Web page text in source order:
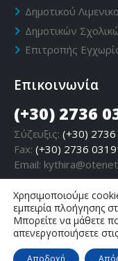
Δημοτικού
Δημοτικών
Επιτροπής
Επικοινωνία
(+30) 2736
Σύζευξις: (+30)
Fax: (+30) 2736
Email:
Χρησιμοποιούμε
εμπειρία πλοήγησης
Μπορείτε να μάθετε
απενεργοποιήσετε στις
Αποδοχή